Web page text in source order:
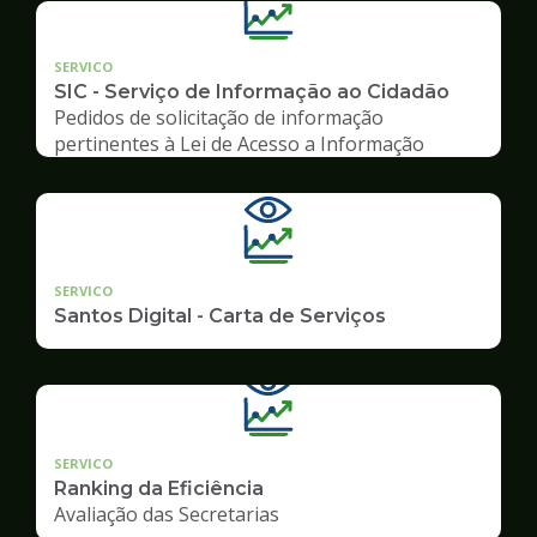
SERVICO
SIC - Serviço de Informação ao Cidadão
Pedidos de solicitação de informação
pertinentes à Lei de Acesso a Informação
SERVICO
Santos Digital - Carta de Serviços
SERVICO
Ranking da Eficiência
Avaliação das Secretarias